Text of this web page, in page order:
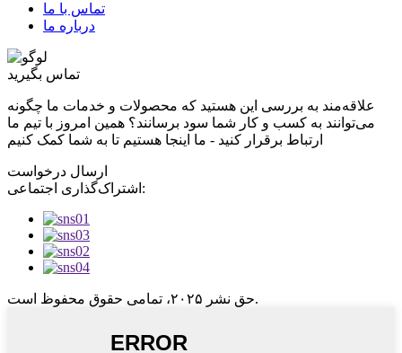
تماس با ما
درباره ما
تماس بگیرید
علاقه‌مند به بررسی این هستید که محصولات و خدمات ما چگونه
می‌توانند به کسب و کار شما سود برسانند؟ همین امروز با تیم ما
ارتباط برقرار کنید - ما اینجا هستیم تا به شما کمک کنیم
ارسال درخواست
اشتراک‌گذاری اجتماعی:
حق نشر ۲۰۲۵، تمامی حقوق محفوظ است.